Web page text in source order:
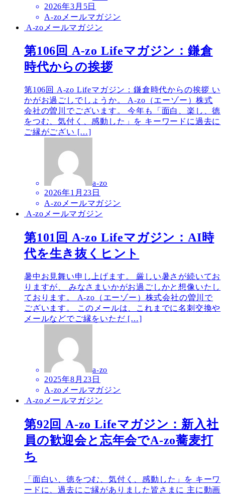
2026年3月5日
A-zoメールマガジン
A-zoメールマガジン
第106回 A-zo Lifeマガジン：鎌倉
時代からの挨拶
第106回 A-zo Lifeマガジン：鎌倉時代からの挨拶 い
かがお過ごしでしょうか。 A-zo（エーゾー）株式
会社の曽川でございます。 今年も「面白、楽し、徳
をつむ、気付く、感動した」を キーワードに過去に
ご縁がござい […]
a-zo
2026年1月23日
A-zoメールマガジン
A-zoメールマガジン
第101回 A-zo Lifeマガジン：AI時
代を生き抜くヒント
暑中お見舞い申し上げます。 厳しい暑さが続いてお
りますが、 みなさまいかがお過ごしかと想像いたし
ております。 A-zo（エーゾー）株式会社の曽川で
ございます。 このメールは、これまでに名刺交換や
メールなどでご縁をいただ […]
a-zo
2025年8月23日
A-zoメールマガジン
A-zoメールマガジン
第92回 A-zo Lifeマガジン：新入社
員の歓迎会と忘年会でA-zo蕎麦打
ち
「面白い、徳をつむ、気付く、感動した」を キーワ
ードに、過去にご縁がありました皆さまに 主に動画